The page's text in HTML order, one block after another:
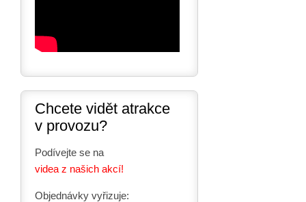
Chcete vidět atrakce
v provozu?
Podívejte se na
videa z našich akcí!
Objednávky vyřizuje: